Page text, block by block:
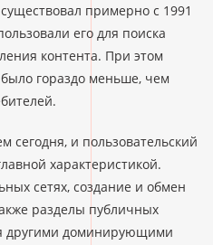
примерно с 1991
его для поиска
контента. При этом
было гораздо меньше, чем
сегодня, и пользовательский
характеристикой.
сетях, создание и обмен
разделы публичных
другими доминирующими